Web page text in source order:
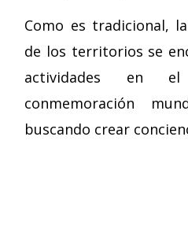
Como es tradicional,
de los territorios se
actividades en
conmemoración
buscando crear